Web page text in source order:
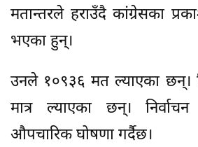
मतान्तरले हराउँदै कांग्रेसका
भएका हुन्।
उनले १०९३६ मत ल्याएका छन्।
मात्र ल्याएका छन्।
औपचारिक घोषणा गर्दैछ।